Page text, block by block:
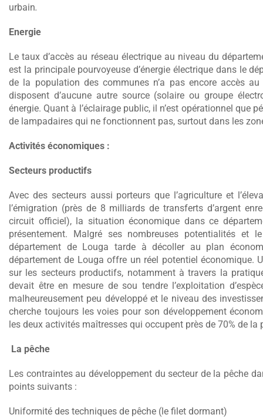
urbain.
Energie
Le taux d’accès au réseau électrique au niveau du
est la principale pourvoyeuse d’énergie électrique dans le
de la population des communes n’a pas encore accès
disposent d’aucune autre source (solaire ou groupe
énergie. Quant à l’éclairage public, il n’est opérationnel que
de lampadaires qui ne fonctionnent pas, surtout dans les
Activités économiques :
Secteurs productifs
Avec des secteurs aussi porteurs que l’agriculture et
l’émigration (près de 8 milliards de transferts d’argent
circuit officiel), la situation économique dans ce
présentement. Malgré ses nombreuses potentialités et
département de Louga tarde à décoller au plan
département de Louga offre un réel potentiel économique.
sur les secteurs productifs, notamment à travers la
devait être en mesure de sou tendre l’exploitation
malheureusement peu développé et le niveau des
cherche toujours les voies pour son développement
les deux activités maîtresses qui occupent près de 70% de
La pêche
Les contraintes au développement du secteur de la pêche
points suivants :
Uniformité des techniques de pêche (le filet dormant)